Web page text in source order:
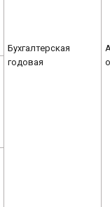
Бухгалтерская
годовая